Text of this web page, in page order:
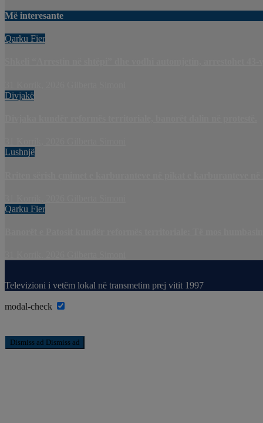
Më interesante
Qarku Fier
Divjakë
Lushnjë
Qarku Fier
Televizioni i vetëm lokal në transmetim prej vitit 1997
modal-check
Dismiss ad Dismiss ad